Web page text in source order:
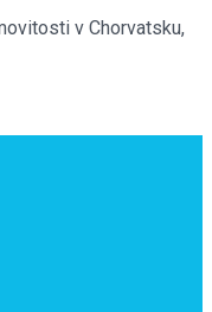
v Chorvatsku,